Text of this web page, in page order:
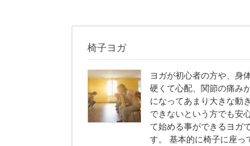
椅子ヨガ
ヨガが初心者の方や、身
硬くて心配、関節の痛み
になってあまり大きな動
できないという方でも安
て始める事ができるヨガ
す。 基本的に椅子に座っ